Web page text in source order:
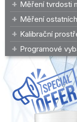
Měření tvrdosti
Měření
Kalibrační
Programové